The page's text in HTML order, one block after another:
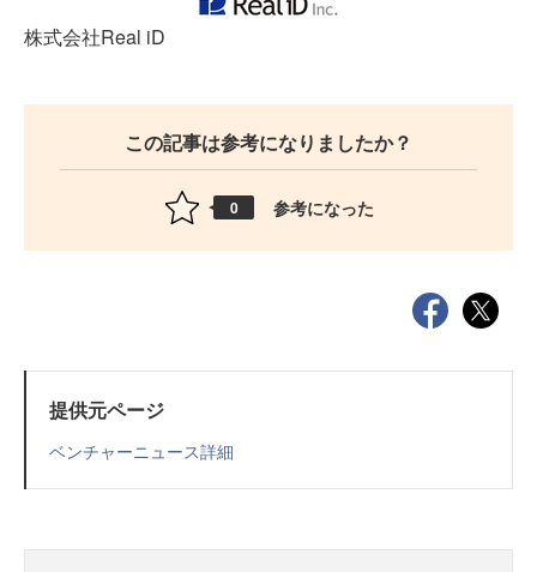
株式会社Real iD
この記事は参考になりましたか？
0 参考になった
提供元ページ
ベンチャーニュース詳細